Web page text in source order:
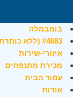
בומבמלה
#4683 (ללא כותרת)
איזורי-שירות
מכירת מתנפחים
עמוד הבית
אודות